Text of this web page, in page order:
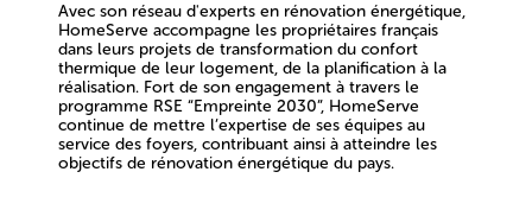
Avec son réseau d'experts en rénovation énergétique,
HomeServe accompagne les propriétaires français
dans leurs projets de transformation du confort
thermique de leur logement, de la planification à la
réalisation. Fort de son engagement à travers le
programme RSE “Empreinte 2030”, HomeServe
continue de mettre l’expertise de ses équipes au
service des foyers, contribuant ainsi à atteindre les
objectifs de rénovation énergétique du pays.